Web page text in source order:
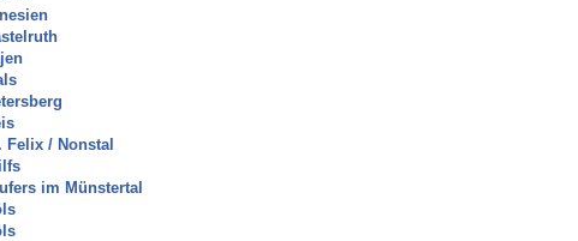
/ Nonstal
im Münstertal